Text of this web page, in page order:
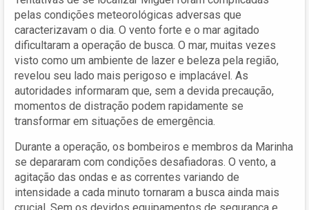
pelas condições meteorológicas adversas que
caracterizavam o dia. O vento forte e o mar agitado
dificultaram a operação de busca. O mar, muitas vezes
visto como um ambiente de lazer e beleza pela região,
revelou seu lado mais perigoso e implacável. As
autoridades informaram que, sem a devida precaução,
momentos de distração podem rapidamente se
transformar em situações de emergência.
Durante a operação, os bombeiros e membros da Marinha
se depararam com condições desafiadoras. O vento, a
agitação das ondas e as correntes variando de
intensidade a cada minuto tornaram a busca ainda mais
crucial. Sem os devidos equipamentos de segurança e